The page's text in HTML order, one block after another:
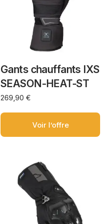
Gants chauffants IXS
SEASON-HEAT-ST
269,90 €
Voir l’offre